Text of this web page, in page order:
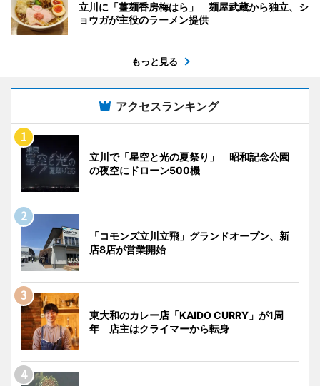
立川に「薑麺香房梅はら」 麺屋武蔵から独立、シ
ョウガが主役のラーメン提供
もっと見る
アクセスランキング
立川で「星空と光の夏祭り」 昭和記念公園
の夜空にドローン500機
「コモンズ立川立飛」グランドオープン、新
店8店が営業開始
東大和のカレー店「KAIDO CURRY」が1周
年 店主はクライマーから転身